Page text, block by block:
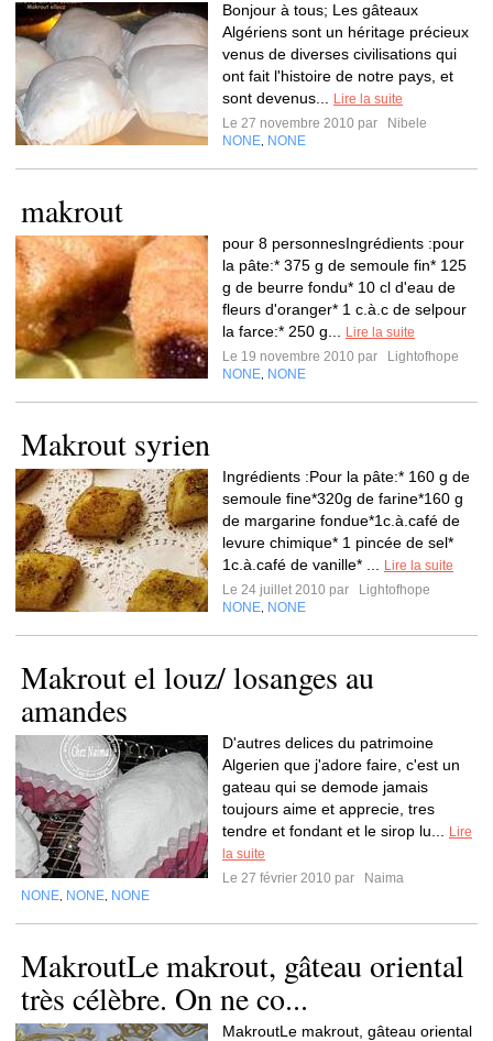
Bonjour à tous; Les gâteaux
Algériens sont un héritage précieux
venus de diverses civilisations qui
ont fait l'histoire de notre pays, et
sont devenus...
Lire la suite
Le 27 novembre 2010 par
Nibele
NONE NONE
makrout
pour 8 personnesIngrédients :pour
la pâte:* 375 g de semoule fin* 125
g de beurre fondu* 10 cl d'eau de
fleurs d'oranger* 1 c.à.c de selpour
la farce:* 250 g...
Lire la suite
Le 19 novembre 2010 par
Lightofhope
NONE NONE
Makrout syrien
Ingrédients :Pour la pâte:* 160 g de
semoule fine*320g de farine*160 g
de margarine fondue*1c.à.café de
levure chimique* 1 pincée de sel*
1c.à.café de vanille* ...
Lire la suite
Le 24 juillet 2010 par
Lightofhope
NONE NONE
Makrout el louz/ losanges au
amandes
D'autres delices du patrimoine
Algerien que j'adore faire, c'est un
gateau qui se demode jamais
toujours aime et apprecie, tres
tendre et fondant et le sirop lu...
Lire
la suite
Le 27 février 2010 par
Naima
NONE NONE NONE
MakroutLe makrout, gâteau oriental
très célèbre. On ne co...
MakroutLe makrout, gâteau oriental